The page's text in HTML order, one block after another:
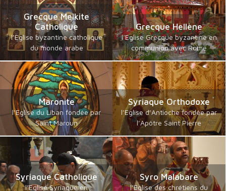
Grecque Melkite
Catholique
l’Eglise byzantine catholique
du monde arabe
Grecque Hellène
l’Eglise Grecque byzantine en
communion avec Rome
Maronite
l’Eglise du Liban fondée par
Saint Maroun
Syriaque Orthodoxe
l’Eglise d’Antioche fondée par
l’Apôtre Saint Pierre
Syriaque Catholique
l’Eglise Syriaque en
Syro Malabare
l’Eglise des chrétiens du